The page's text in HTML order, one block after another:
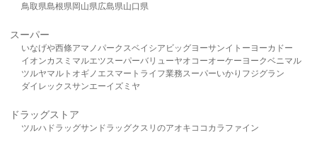
鳥取県島根県岡山県広島県山口県
スーパー
いなげや西條アマノパークスベイシア ビッグヨーサンイトーヨーカドー
イオンカスミ マルエツスーパーバリューヤオコーオーケー ヨークベニマル
ツルヤマルト オギノ エスマート ライフ業務スーパーいかり フジグラン
ダイレックスサンエーイズミヤ
ドラッグストア
ツルハドラッグサンドラッグクスリのアオキ ココカラファイン